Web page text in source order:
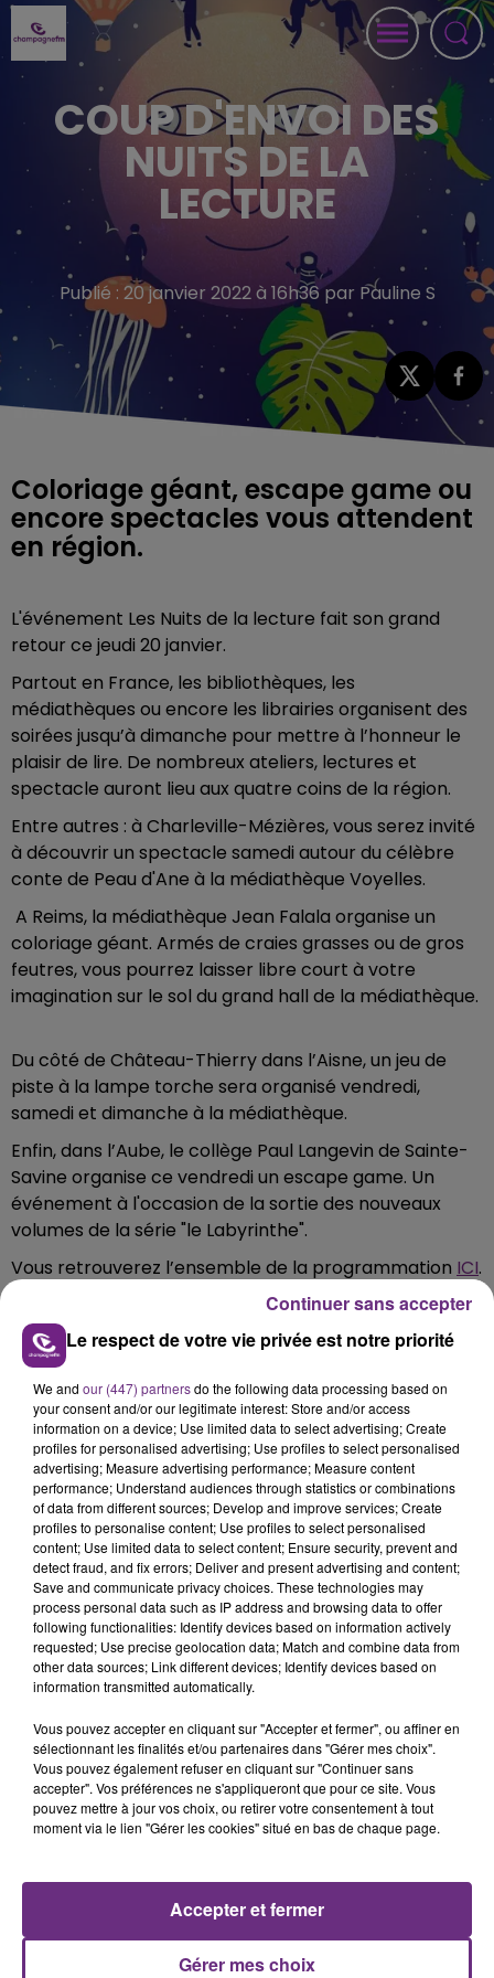
COUP D'ENVOI DES
NUITS DE LA
LECTURE
Publié : 20 janvier 2022 à 16h36 par Pauline S
Coloriage géant, escape game ou
encore spectacles vous attendent
en région.
L'événement Les Nuits de la lecture fait son grand
retour ce jeudi 20 janvier.
Partout en France, les bibliothèques, les
médiathèques ou encore les librairies organisent des
soirées jusqu’à dimanche pour mettre à l’honneur le
plaisir de lire. De nombreux ateliers, lectures et
spectacle auront lieu aux quatre coins de la région.
Entre autres : à Charleville-Mézières, vous serez invité
à découvrir un spectacle samedi autour du célèbre
conte de Peau d'Ane à la médiathèque Voyelles.
A Reims, la médiathèque Jean Falala organise un
coloriage géant. Armés de craies grasses ou de gros
feutres, vous pourrez laisser libre court à votre
imagination sur le sol du grand hall de la médiathèque.
Du côté de Château-Thierry dans l’Aisne, un jeu de
piste à la lampe torche sera organisé vendredi,
samedi et dimanche à la médiathèque.
Enfin, dans l’Aube, le collège Paul Langevin de Sainte-
Savine organise ce vendredi un escape game. Un
événement à l'occasion de la sortie des nouveaux
volumes de la série "le Labyrinthe".
Vous retrouverez l’ensemble de la programmation ICI.
FIL D'ACTU
6 août 2026
SI TOUT LE MONDE FAIT ÇA, MOI L'ANNÉE
PROCHAINE JE VENDANGE EN...
La vendange en Champagne a débuté ce jeudi 6
août dans la commune de Montgueux (Aube). Du
jamais vu !
L'INSPECTION DU TRAVAIL RAPPELLE À
L'ORDRE SUR LES CONDITIONS DE...
Alors que les dates de début des vendange 2026
s'est avéré être plus précoce que prévu,
Le respect de votre vie privée est notre priorité
We and our (447) partnersdo the following data processing based on
your consent and/or our legitimate interest: Store and/or access
information on a device; Use limited data to select advertising; Create
profiles for personalised advertising; Use profiles to select personalised
advertising; Measure advertising performance; Measure content
performance; Understand audiences through statistics or combinations
of data from different sources; Develop and improve services; Create
profiles to personalise content; Use profiles to select personalised
content; Use limited data to select content; Ensure security, prevent and
detect fraud, and fix errors; Deliver and present advertising and content;
Save and communicate privacy choices. These technologies may
process personal data such as IP address and browsing data to offer
following functionalities: Identify devices based on information actively
requested; Use precise geolocation data; Match and combine data from
other data sources; Link different devices; Identify devices based on
information transmitted automatically.
Vous pouvez accepter en cliquant sur "Accepter et fermer", ou affiner en
sélectionnant les finalités et/ou partenaires dans "Gérer mes choix".
Vous pouvez également refuser en cliquant sur "Continuer sans
accepter". Vos préférences ne s'appliqueront que pour ce site. Vous
pouvez mettre à jour vos choix, ou retirer votre consentement à tout
moment via le lien "Gérer les cookies" situé en bas de chaque page.
Gérer mes choix
Accepter et fermer
Continuer sans accepter